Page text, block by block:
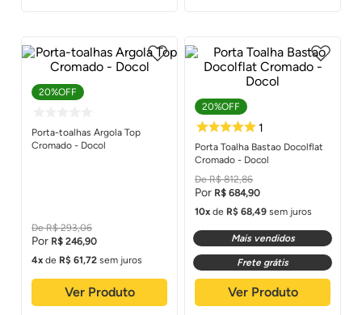
20%OFF
Porta-toalhas Argola Top
Cromado - Docol
R$ 293,06
R$ 246,90
4
de R$ 61,72 sem juros
Ver Produto
20%OFF
Porta Toalha Bastao Docolflat
Cromado - Docol
R$ 812,86
R$ 684,90
10
de R$ 68,49 sem juros
Mais vendidos
Frete grátis
Ver Produto